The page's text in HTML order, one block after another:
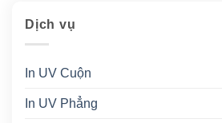
Dịch vụ
In UV Cuộn
In UV Phẳng